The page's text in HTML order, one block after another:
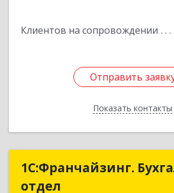
Клиентов на сопровождении
Отправить
Показать контакты
Отправить
Назад
1С:Франчайзинг.
отдел
1С:Франчайзинг.